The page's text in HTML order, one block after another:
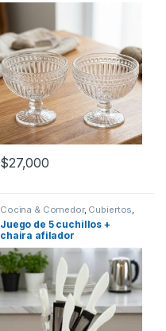
$27,000
Cocina & Comedor, Cubiertos
Juego de 5 cuchillos +
chaira afilador